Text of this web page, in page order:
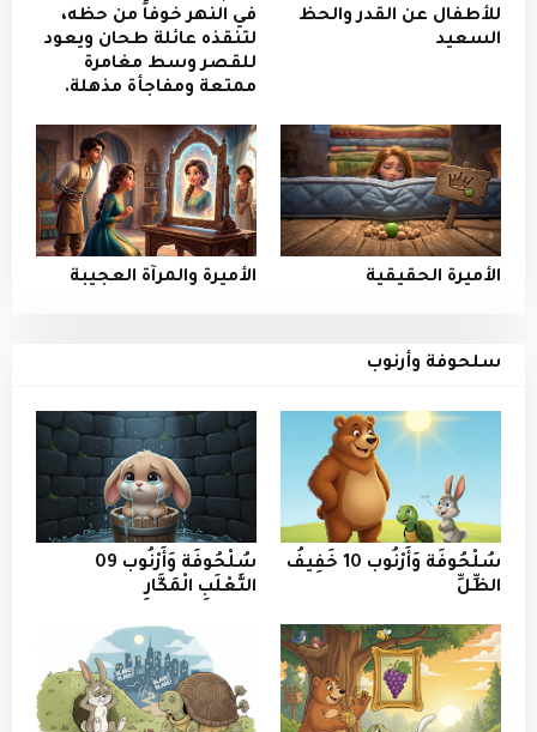
للأطفال عن القدر والحظ
السعيد
في النهر خوفاً من حظه،
لتنقذه عائلة طحان ويعود
للقصر وسط مغامرة
ممتعة ومفاجأة مذهلة.
الأميرة الحقيقية الأميرة والمرآة العجيبة
سلحوفة وأرنوب
سُلْحُوفَة وَأَرْنُوب 10 خَفِيفُ
الظِّلِّ
سُلْحُوفَة وَأَرْنُوب 09
الثَّعْلَبِ الْمَكَّارِ